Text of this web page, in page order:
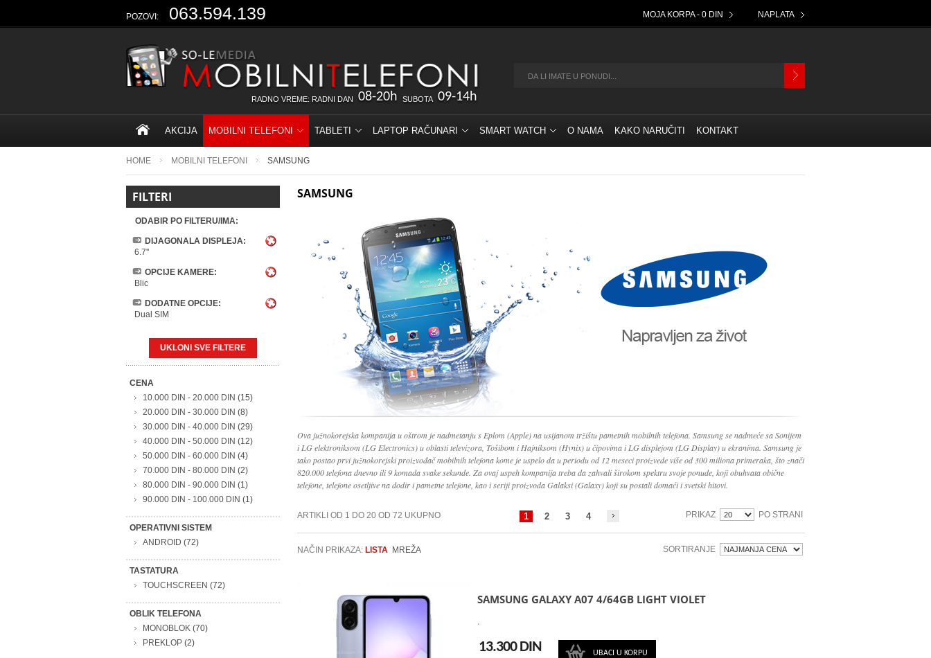
POZOVI: 063.594.139 MOJA KORPA - 0 DIN NAPLATA
RADNO VREME: RADNI DAN 08-20h SUBOTA 09-14h
AKCIJA MOBILNI TELEFONI TABLETI LAPTOP RAČUNARI SMART WATCH O NAMA KAKO NARUČITI KONTAKT
HOME MOBILNI TELEFONI SAMSUNG
FILTERI
ODABIR PO FILTERU/IMA:
DIJAGONALA DISPLEJA:
6.7''
OPCIJE KAMERE:
Blic
DODATNE OPCIJE:
Dual SIM
UKLONI SVE FILTERE
CENA
10.000 DIN - 20.000 DIN (15)
20.000 DIN - 30.000 DIN (8)
30.000 DIN - 40.000 DIN (29)
40.000 DIN - 50.000 DIN (12)
50.000 DIN - 60.000 DIN (4)
70.000 DIN - 80.000 DIN (2)
80.000 DIN - 90.000 DIN (1)
90.000 DIN - 100.000 DIN (1)
OPERATIVNI SISTEM
ANDROID (72)
TASTATURA
TOUCHSCREEN (72)
OBLIK TELEFONA
MONOBLOK (70)
PREKLOP (2)
SAMSUNG
Ova južnokorejska kompanija u oštrom je nadmetanju s Eplom (Apple) na usijanom tržištu pametnih mobilnih telefona. Samsung se nadmeće sa Sonijem
i LG elektroniksom (LG Electronics) u oblasti televizora, Tošibom i Hajniksom (Hynix) u čipovima i LG displejom (LG Display) u ekranima. Samsung je
tako postao prvi južnokorejski proizvođač mobilnih telefona kome je uspelo da u periodu od 12 meseci proizvede više od 300 miliona primeraka, što znači
820.000 telefona dnevno ili 9 komada svake sekunde. Za ovaj uspeh kompanija treba da zahvali širokom spektru svoje ponude, koji obuhvata obične
telefone, telefone osetljive na dodir i pametne telefone, kao i seriji proizvoda Galaksi (Galaxy) koji su postali domaći i svetski hitovi.
ARTIKLI OD 1 DO 20 OD 72 UKUPNO 1 2 3 4 PRIKAZ PO STRANI
NAČIN PRIKAZA: LISTA MREŽA SORTIRANJE
SAMSUNG GALAXY A07 4/64GB LIGHT VIOLET
.
13.300 DIN UBACI U KORPU